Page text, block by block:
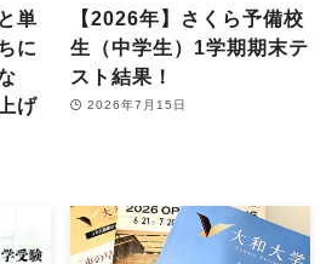
単
に
げ
【2026年】さくら予備校
生（中学生）1学期期末テ
スト結果！
2026年7月15日